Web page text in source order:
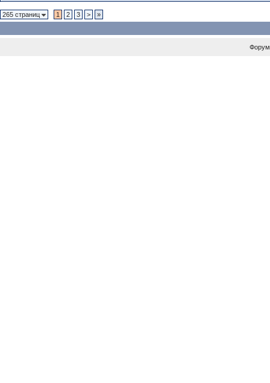
265 страниц 1 2 3 > »
Форум